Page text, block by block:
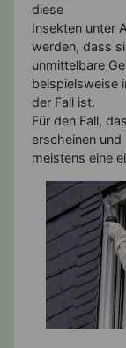
diese
Insekten unter
werden, dass
unmittelbare
beispielsweise
der Fall ist.
Für den Fall,
erscheinen
meistens eine